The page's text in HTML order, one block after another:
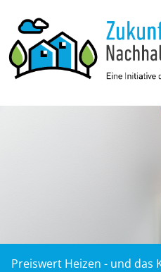
Preiswert Heizen - und das